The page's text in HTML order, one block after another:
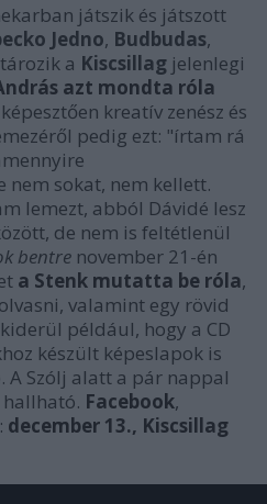
játszik és játszott
Jedno, Budbudas,
a Kiscsillag jelenlegi
azt mondta róla
kreatív zenész és
pedig ezt: "írtam rá
nem sokat, nem kellett.
lemezt, abból Dávidé lesz
de nem is feltétlenül
bentre november 21-én
a Stenk mutatta be róla,
valamint egy rövid
például, hogy a CD
készült képeslapok is
A Szólj alatt a pár nappal
Facebook,
december 13., Kiscsillag